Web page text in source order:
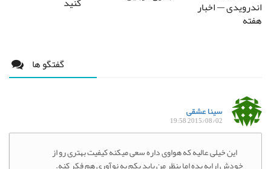
اندرویدی — اخبار
هفته
گفتگو ها
سینا عشقی
2015/08/02 19:58
این خیلی عالیه که هواوی داره سعی میکنه کیفیت بهتری رو از
خودش ارایه بده اما بنظر من باید یکم به نوآوری هم فکر کنه.